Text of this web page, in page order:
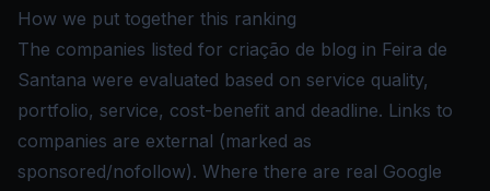
How we put together this ranking
The companies listed for criação de blog in Feira de
Santana were evaluated based on service quality,
portfolio, service, cost-benefit and deadline. Links to
companies are external (marked as
sponsored/nofollow). Where there are real Google